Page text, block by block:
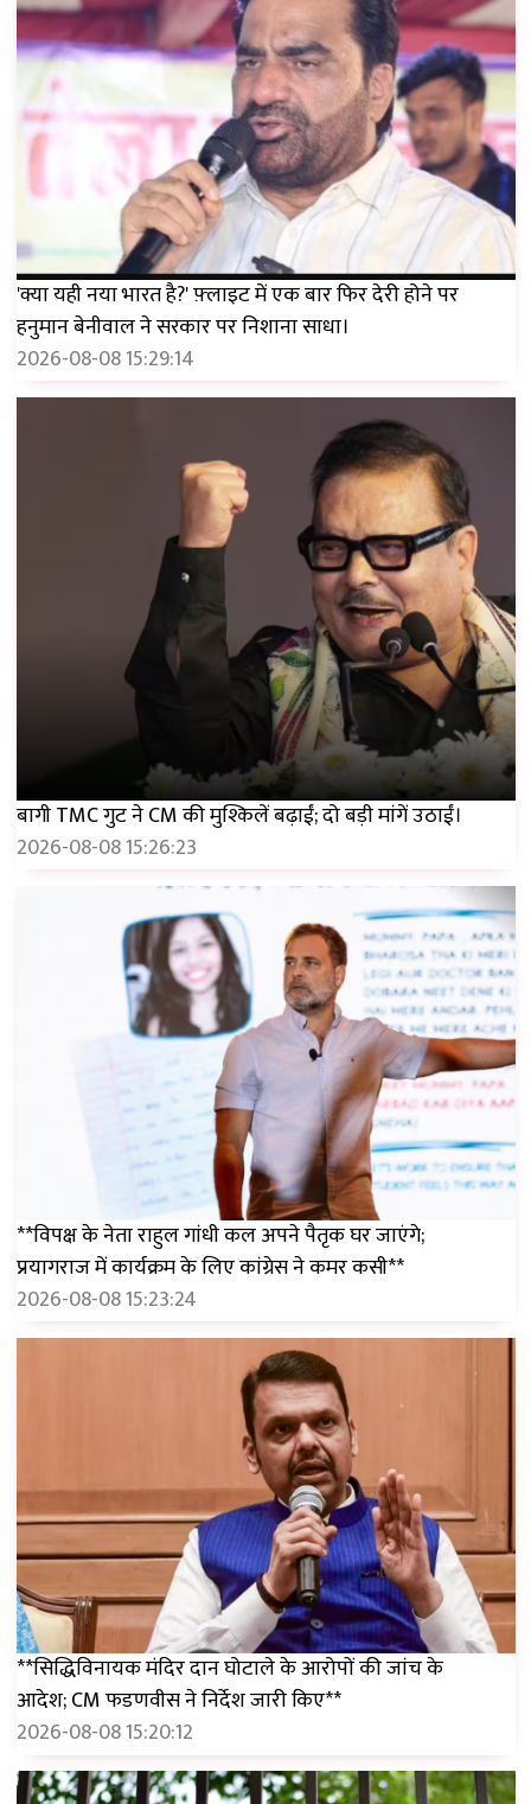
'क्या यही नया भारत है?' फ़्लाइट में एक बार फिर देरी होने पर
हनुमान बेनीवाल ने सरकार पर निशाना साधा।
2026-08-08 15:29:14
बागी TMC गुट ने CM की मुश्किलें बढ़ाईं; दो बड़ी मांगें उठाईं।
2026-08-08 15:26:23
**विपक्ष के नेता राहुल गांधी कल अपने पैतृक घर जाएंगे;
प्रयागराज में कार्यक्रम के लिए कांग्रेस ने कमर कसी**
2026-08-08 15:23:24
**सिद्धिविनायक मंदिर दान घोटाले के आरोपों की जांच के
आदेश; CM फडणवीस ने निर्देश जारी किए**
2026-08-08 15:20:12